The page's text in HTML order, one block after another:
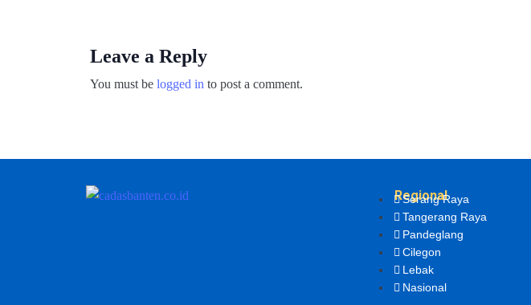
Leave a Reply
You must be logged in to post a comment.
Regional
Serang Raya
Tangerang Raya
Pandeglang
Cilegon
Lebak
Nasional